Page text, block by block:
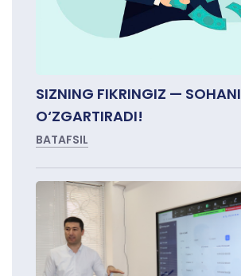
SIZNING FIKRINGIZ — SOHANI
O‘ZGARTIRADI!
BATAFSIL